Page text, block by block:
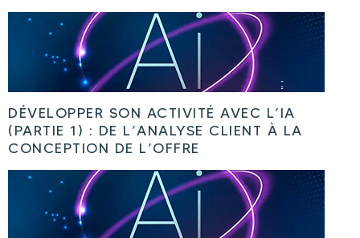
DÉVELOPPER SON ACTIVITÉ AVEC L’IA
(PARTIE 1) : DE L’ANALYSE CLIENT À LA
CONCEPTION DE L’OFFRE